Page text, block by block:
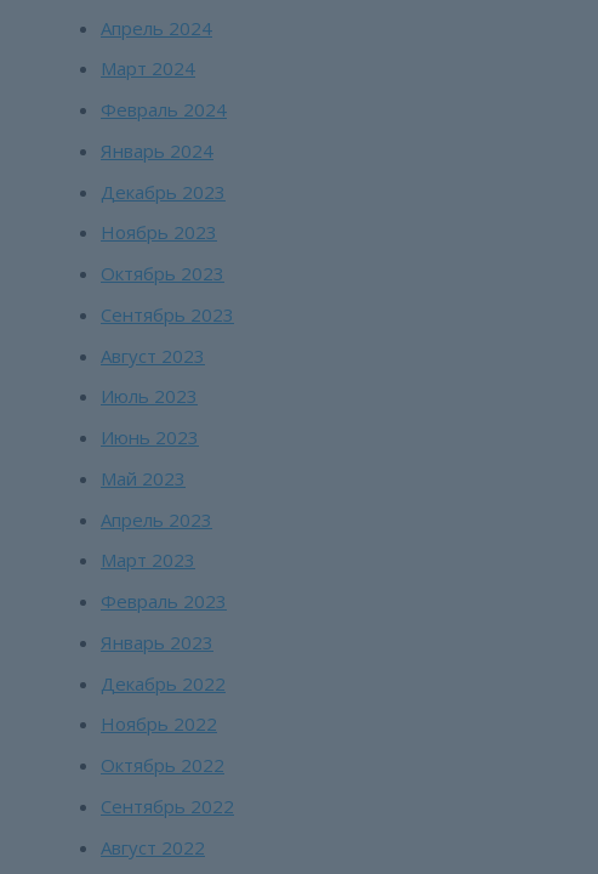
Апрель 2024
Март 2024
Февраль 2024
Январь 2024
Декабрь 2023
Ноябрь 2023
Октябрь 2023
Сентябрь 2023
Август 2023
Июль 2023
Июнь 2023
Май 2023
Апрель 2023
Март 2023
Февраль 2023
Январь 2023
Декабрь 2022
Ноябрь 2022
Октябрь 2022
Сентябрь 2022
Август 2022